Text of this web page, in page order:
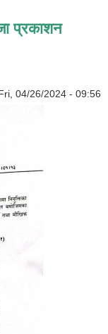
प्रकाशन
04/26/2024 - 09:56